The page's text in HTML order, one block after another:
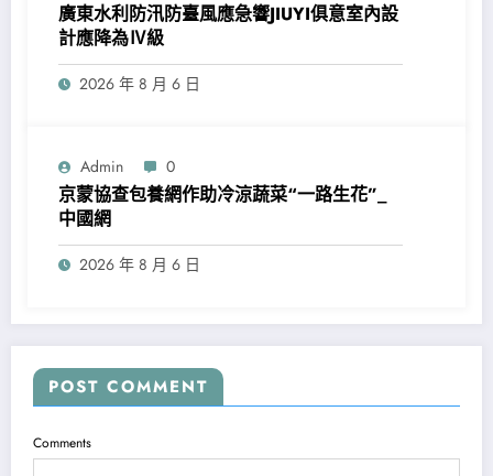
廣東水利防汛防臺風應急響JIUYI俱意室內設
計應降為Ⅳ級
2026 年 8 月 6 日
Admin 0
京蒙協查包養網作助冷涼蔬菜“一路生花”_
中國網
2026 年 8 月 6 日
POST COMMENT
Comments